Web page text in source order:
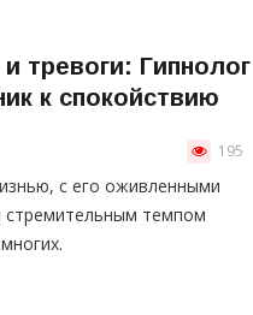
тревоги: Гипнолог
к спокойствию
195
с его оживленными
темпом